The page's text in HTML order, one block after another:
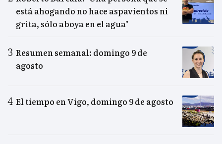
está ahogando no hace aspavientos ni
grita, sólo aboya en el agua"
Resumen semanal: domingo 9 de
agosto
El tiempo en Vigo, domingo 9 de agosto